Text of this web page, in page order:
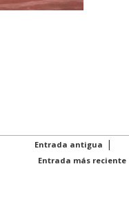
Entrada antigua |
Entrada más reciente